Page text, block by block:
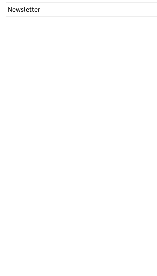
Newsletter